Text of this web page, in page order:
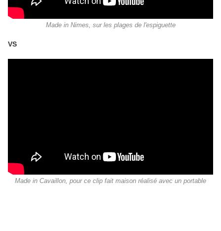
Made in Nimes, sur les plages de l'espiguette
VS
Made in Cavaillon, pour ce clip fait maison réalisé avec un portable